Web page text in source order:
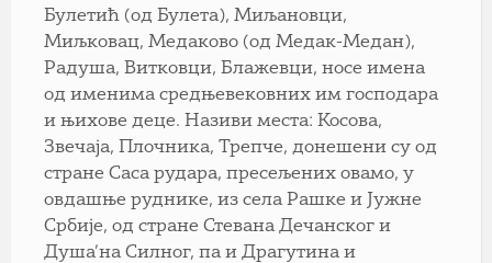
Булетић (од Булета), Миљановци,
Миљковац, Медаково (од Медак-Медан),
Радуша, Витковци, Блажевци, носе имена
од именима средњевековних им господара
и њихове деце. Називи места: Косова,
Звечаја, Плочника, Трепче, донешени су од
стране Саса рудара, пресељених овамо, у
овдашње руднике, из села Рашке и Јужне
Србије, од стране Стевана Дечанског и
Душа’на Силног, па и Драгутина и